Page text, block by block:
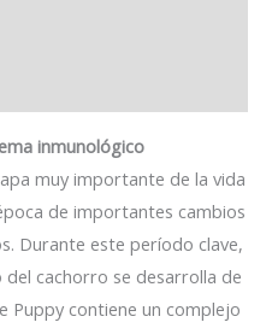
inmunológico
muy importante de la vida
de importantes cambios
Durante este período clave,
cachorro se desarrolla de
Puppy contiene un complejo